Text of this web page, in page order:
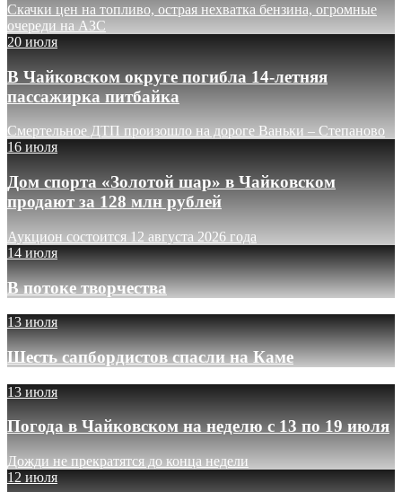
Скачки цен на топливо, острая нехватка бензина, огромные
очереди на АЗС
20 июля
В Чайковском округе погибла 14-летняя
пассажирка питбайка
Смертельное ДТП произошло на дороге Ваньки – Степаново
16 июля
Дом спорта «Золотой шар» в Чайковском
продают за 128 млн рублей
Аукцион состоится 12 августа 2026 года
14 июля
В потоке творчества
13 июля
Шесть сапбордистов спасли на Каме
13 июля
Погода в Чайковском на неделю с 13 по 19 июля
Дожди не прекратятся до конца недели
12 июля